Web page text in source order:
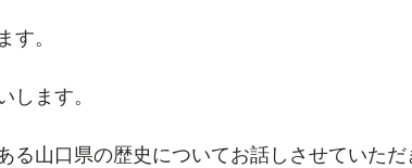
。
します。
る山口県の歴史についてお話しさせていただ